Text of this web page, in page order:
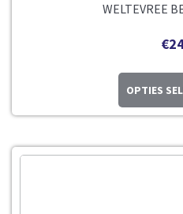
WELTEVREE
€
OPTIES